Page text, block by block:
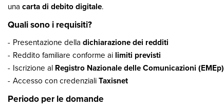
una carta di debito digitale.
Quali sono i requisiti?
Presentazione della dichiarazione dei redditi
Reddito familiare conforme ai limiti previsti
Iscrizione al Registro Nazionale delle Comunicazioni (EMEp)
Accesso con credenzialiTaxisnet
Periodo per le domande